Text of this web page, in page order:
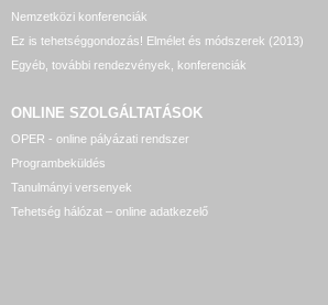
Nemzetközi konferenciák
Ez is tehetséggondozás! Elmélet és módszerek (2013)
Egyéb, további rendezvények, konferenciák
ONLINE SZOLGÁLTATÁSOK
OPER - online pályázati rendszer
Programbeküldés
Tanulmányi versenyek
Tehetség hálózat – online adatkezelő